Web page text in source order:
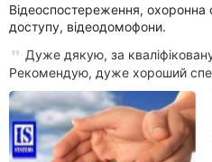
Відеоспостереження, охоронна
доступу, відеодомофони.
Дуже дякую, за
Рекомендую, дуже хороший